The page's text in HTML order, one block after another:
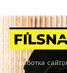
Разработка